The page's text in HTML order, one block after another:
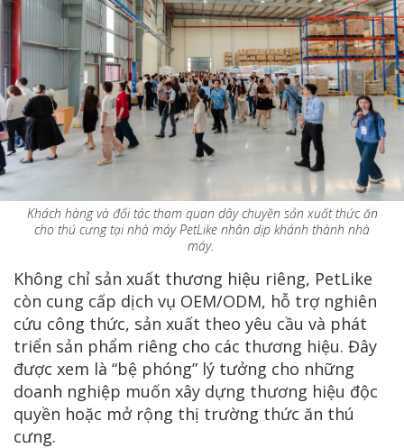
Khách hàng và đối tác tham quan dây chuyền sản xuất thức ăn
cho thú cưng tại nhà máy PetLike nhân dịp khánh thành nhà
máy.
Không chỉ sản xuất thương hiệu riêng, PetLike
còn cung cấp dịch vụ OEM/ODM, hỗ trợ nghiên
cứu công thức, sản xuất theo yêu cầu và phát
triển sản phẩm riêng cho các thương hiệu. Đây
được xem là “bệ phóng” lý tưởng cho những
doanh nghiệp muốn xây dựng thương hiệu độc
quyền hoặc mở rộng thị trường thức ăn thú
cưng.